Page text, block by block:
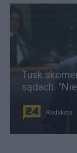
Tusk
sądach.
Redakcja